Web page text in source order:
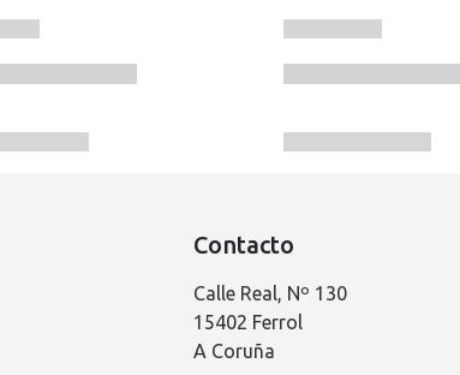
Contacto
Calle Real, Nº 130
15402 Ferrol
A Coruña